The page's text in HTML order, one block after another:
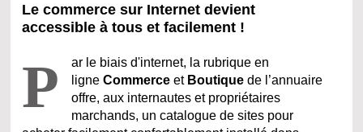
Le commerce sur Internet devient
accessible à tous et facilement !
P
ar le biais d'internet, la rubrique en
ligneCommerceet Boutiquede l’annuaire
offre, aux internautes et propriétaires
marchands, un catalogue de sites pour